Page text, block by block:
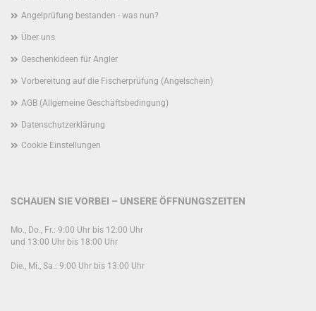
Angelprüfung bestanden - was nun?
Über uns
Geschenkideen für Angler
Vorbereitung auf die Fischerprüfung (Angelschein)
AGB (Allgemeine Geschäftsbedingung)
Datenschutzerklärung
Cookie Einstellungen
SCHAUEN SIE VORBEI – UNSERE ÖFFNUNGSZEITEN
Mo., Do., Fr.: 9:00 Uhr bis 12:00 Uhr
und 13:00 Uhr bis 18:00 Uhr
Die., Mi., Sa.: 9:00 Uhr bis 13:00 Uhr